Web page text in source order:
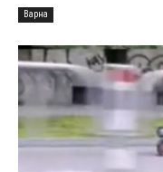
Варна